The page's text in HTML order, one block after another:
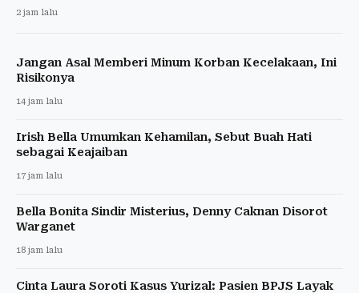
2 jam lalu
Jangan Asal Memberi Minum Korban Kecelakaan, Ini
Risikonya
14 jam lalu
Irish Bella Umumkan Kehamilan, Sebut Buah Hati
sebagai Keajaiban
17 jam lalu
Bella Bonita Sindir Misterius, Denny Caknan Disorot
Warganet
18 jam lalu
Cinta Laura Soroti Kasus Yurizal: Pasien BPJS Layak